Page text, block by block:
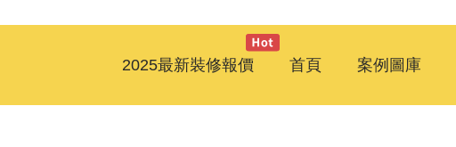
2025最新裝修報價 首頁 案例圖庫